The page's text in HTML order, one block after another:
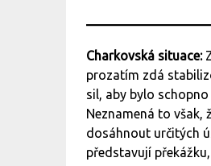
Charkovská situace:
prozatím zdá
sil, aby bylo
Neznamená to však,
dosáhnout určitých
představují